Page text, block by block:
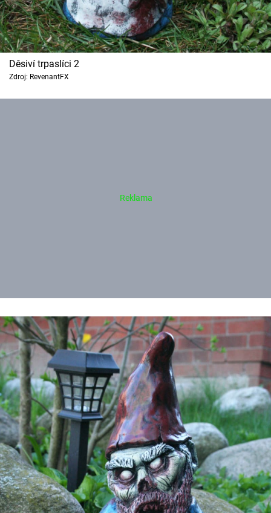
Děsiví trpaslíci 2
Zdroj: RevenantFX